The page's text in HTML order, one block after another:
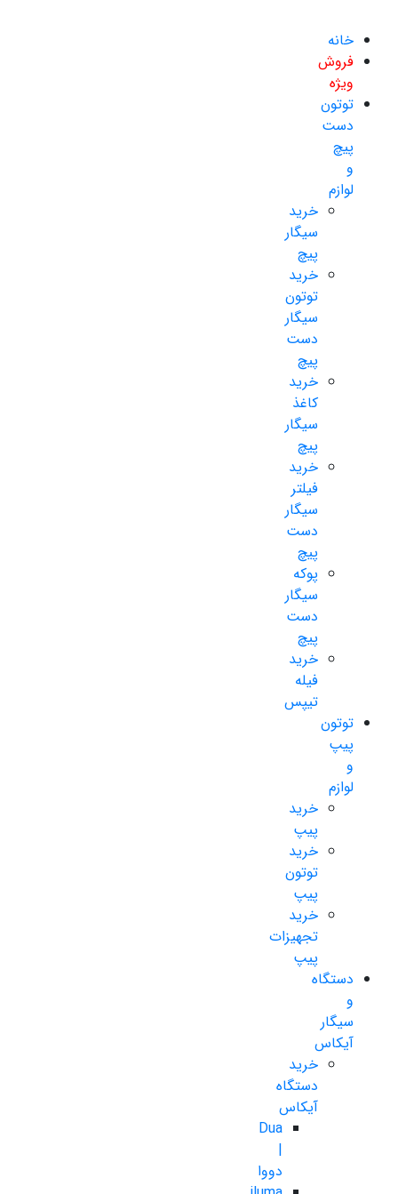
خانه
فروش
ویژه
توتون
دست
پیچ
و
لوازم
خرید
سیگار
پیچ
خرید
توتون
سیگار
دست
پیچ
خرید
کاغذ
سیگار
پیچ
خرید
فیلتر
سیگار
دست
پیچ
پوکه
سیگار
دست
پیچ
خرید
فیله
تیپس
توتون
پیپ
و
لوازم
خرید
پیپ
خرید
توتون
پیپ
خرید
تجهیزات
پیپ
دستگاه
و
سیگار
آیکاس
خرید
دستگاه
آیکاس
Dua
|
دووا